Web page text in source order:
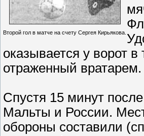
Второй гол в матче на счету Сергея Кирьякова.
оказывается у ворот
отраженный
Спустя 15 минут
Мальты и России.
обороны составили